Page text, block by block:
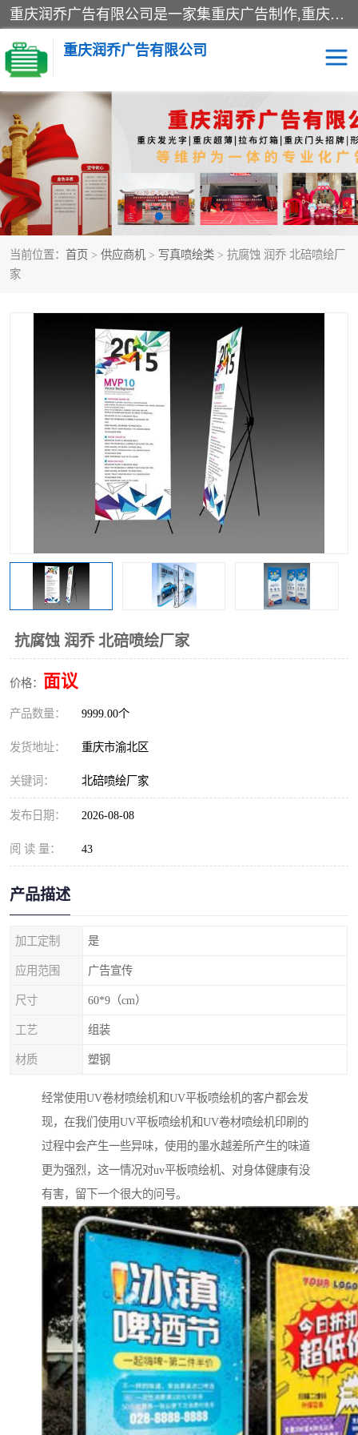
重庆润乔广告有限公司是一家集重庆广告制作,重庆标识标牌,亚克力发光字,led发光字,树脂发光字,超薄灯箱,拉布灯箱,吸塑灯箱,门头招牌,企业形象墙,写真喷绘,x展架,拉网展架,广告展架,条幅,锦旗设计,制作,施工,维护为一体的专业化广告公司.
重庆润乔广告有限公司
当前位置： 首页 > 供应商机 > 写真喷绘类 > 抗腐蚀 润乔 北碚喷绘厂
家
抗腐蚀 润乔 北碚喷绘厂家
价格： 面议
产品数量： 9999.00个
发货地址： 重庆市渝北区
关键词： 北碚喷绘厂家
发布日期： 2026-08-08
阅 读 量： 43
产品描述
加工定制 是
应用范围 广告宣传
尺寸 60*9（cm）
工艺 组装
材质 塑钢
经常使用UV卷材喷绘机和UV平板喷绘机的客户都会发
现，在我们使用UV平板喷绘机和UV卷材喷绘机印刷的
过程中会产生一些异味，使用的墨水越差所产生的味道
更为强烈，这一情况对uv平板喷绘机、对身体健康有没
有害，留下一个很大的问号。
招牌类 发光字类
灯箱类 形象墙类
标识标牌类 写真喷绘类
展架 条幅